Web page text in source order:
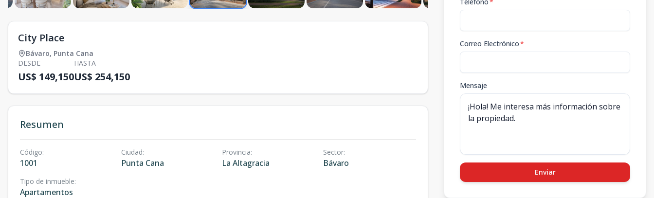
City Place
Bávaro, Punta Cana
DESDE
US$ 149,150
HASTA
US$ 254,150
Resumen
Código:
1001
Ciudad:
Punta Cana
Provincia:
La Altagracia
Sector:
Bávaro
Tipo de inmueble:
Apartamentos
Correo Electrónico*
Mensaje
Enviar